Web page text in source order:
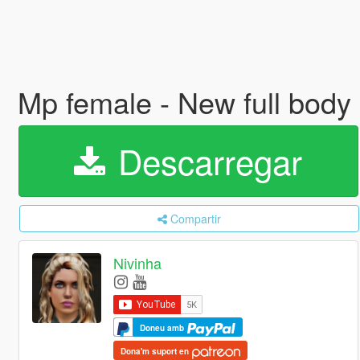
Mp female - New full body
Descarregar
Compartir
Nivinha
Doneu amb
Dona'm suport en